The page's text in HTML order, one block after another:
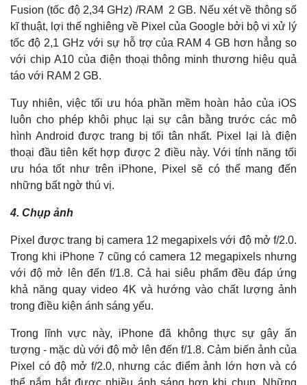
Thế giới
Quan sát
Cuộc sống đó đây
Hồ sơ
Video
Ảnh
E-Magazine
Infographic
Fusion (tốc độ 2,34 GHz) /RAM 2 GB. Nếu xét về thông số
kĩ thuật, lợi thế nghiêng về Pixel của Google bởi bộ vi xử lý
tốc độ 2,1 GHz với sự hỗ trợ của RAM 4 GB hơn hẳng so
với chip A10 của điện thoại thông minh thương hiệu quả
táo với RAM 2 GB.
Tuy nhiên, việc tối ưu hóa phần mềm hoàn hảo của iOS
luôn cho phép khôi phục lại sự cân bằng trước các mô
hình Android được trang bị tối tân nhất. Pixel lại là điện
thoại đầu tiên kết hợp được 2 điều này. Với tính năng tối
ưu hóa tốt như trên iPhone, Pixel sẽ có thể mang đến
những bất ngờ thú vị.
4. Chụp ảnh
Pixel được trang bị camera 12 megapixels với độ mở f/2.0.
Trong khi iPhone 7 cũng có camera 12 megapixels nhưng
với độ mở lên đến f/1.8. Cả hai siêu phẩm đều đáp ứng
khả năng quay video 4K và hướng vào chất lượng ảnh
trong điều kiện ánh sáng yếu.
Trong lĩnh vực này, iPhone đã không thực sự gây ấn
tượng - mặc dù với độ mở lên đến f/1.8. Cảm biến ảnh của
Pixel có độ mở f/2.0, nhưng các điểm ảnh lớn hơn và có
thể nắm bắt được nhiều ánh sáng hơn khi chụp. Những